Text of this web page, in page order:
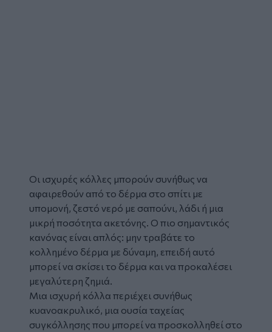
Οι ισχυρές κόλλες μπορούν συνήθως να
αφαιρεθούν από το δέρμα στο σπίτι με
υπομονή, ζεστό νερό με σαπούνι, λάδι ή μια
μικρή ποσότητα ακετόνης. Ο πιο σημαντικός
κανόνας είναι απλός: μην τραβάτε το
κολλημένο δέρμα με δύναμη, επειδή αυτό
μπορεί να σκίσει το δέρμα και να προκαλέσει
μεγαλύτερη ζημιά.
Μια ισχυρή κόλλα περιέχει συνήθως
κυανοακρυλικό, μια ουσία ταχείας
συγκόλλησης που μπορεί να προσκολληθεί στο